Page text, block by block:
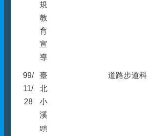
規
教
育
宣
導
99/
11/
28
臺
北
小
溪
頭
道路步道科